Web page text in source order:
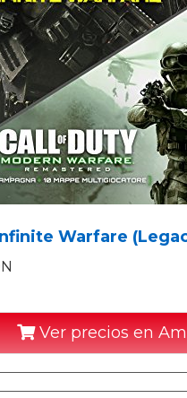
Warfare
Ver precios en